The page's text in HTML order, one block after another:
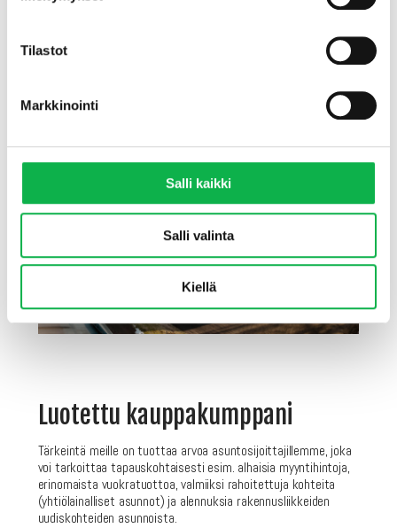
Tilastot
Markkinointi
Salli kaikki
Salli valinta
Kiellä
Luotettu kauppakumppani
Tärkeintä meille on tuottaa arvoa asuntosijoittajillemme, joka
voi tarkoittaa tapauskohtaisesti esim. alhaisia myyntihintoja,
erinomaista vuokratuottoa, valmiiksi rahoitettuja kohteita
(yhtiölainalliset asunnot) ja alennuksia rakennusliikkeiden
uudiskohteiden asunnoista.